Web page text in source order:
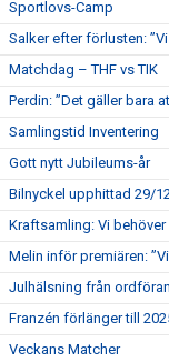
Sportlovs-Camp
Salker efter förlusten:
Matchdag – THF vs TIK
Perdin: ”Det gäller bara
Samlingstid Inventering
Gott nytt Jubileums-år
Bilnyckel upphittad 29/
Kraftsamling: Vi behöver
Melin inför premiären:
Julhälsning från
Franzén förlänger till
Veckans Matcher